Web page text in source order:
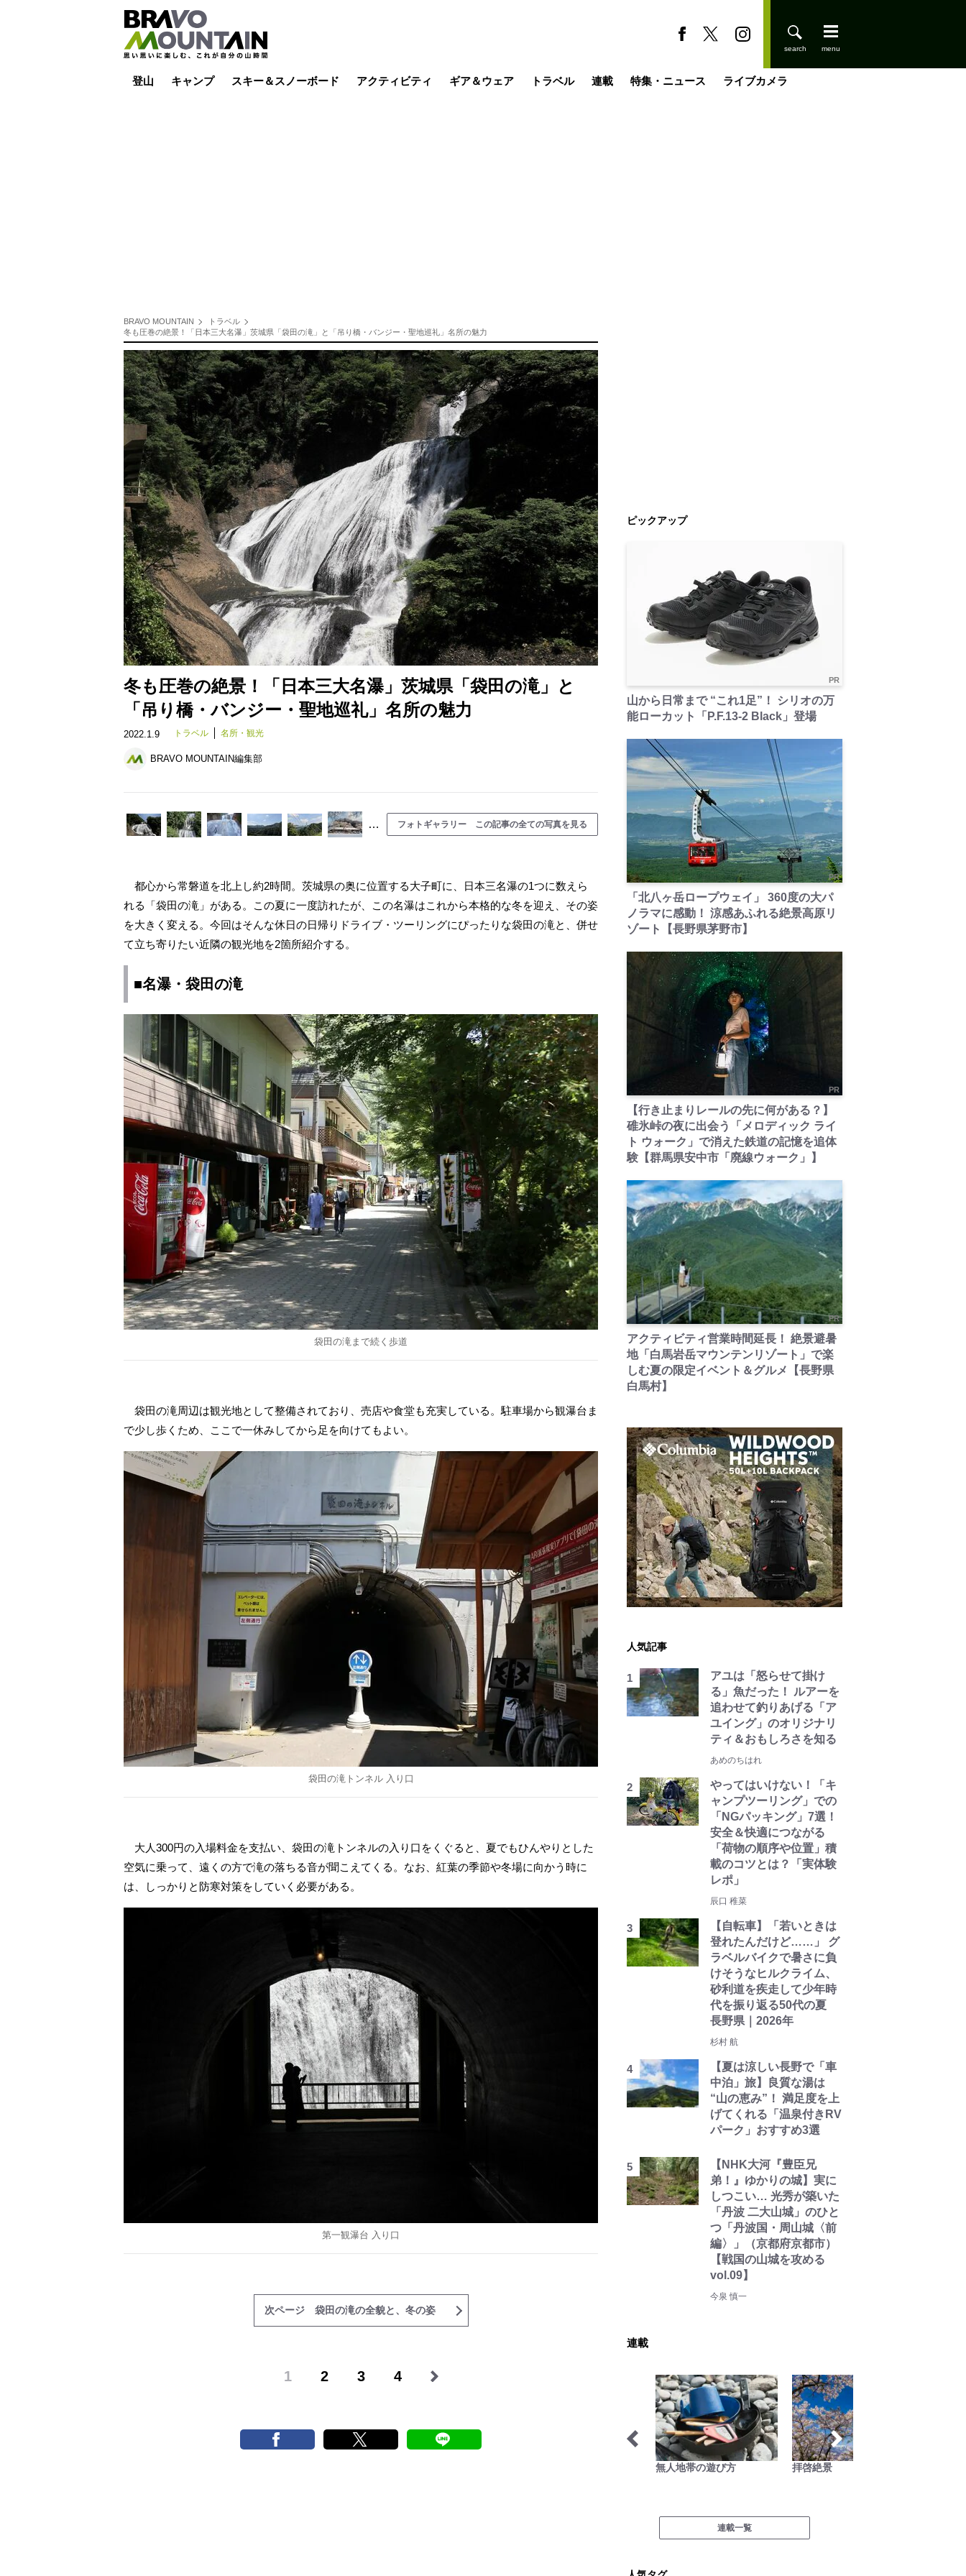
登山 キャンプ スキー＆スノーボード アクティビティ ギア＆ウェア トラベル 連載 特集・ニュース ライブカメラ
BRAVO MOUNTAIN
トラベル
冬も圧巻の絶景！「日本三大名瀑」茨城県「袋田の滝」と「吊り橋・バンジー・聖地巡礼」名所の魅力
冬も圧巻の絶景！「日本三大名瀑」茨城県「袋田の滝」と
「吊り橋・バンジー・聖地巡礼」名所の魅力
2022.1.9 トラベル 名所・観光
BRAVO MOUNTAIN編集部
… フォトギャラリー この記事の全ての写真を見る
都心から常磐道を北上し約2時間。茨城県の奥に位置する大子町に、日本三名瀑の1つに数えら
れる「袋田の滝」がある。この夏に一度訪れたが、この名瀑はこれから本格的な冬を迎え、その姿
を大きく変える。今回はそんな休日の日帰りドライブ・ツーリングにぴったりな袋田の滝と、併せ
て立ち寄りたい近隣の観光地を2箇所紹介する。
■名瀑・袋田の滝
袋田の滝まで続く歩道
袋田の滝周辺は観光地として整備されており、売店や食堂も充実している。駐車場から観瀑台ま
で少し歩くため、ここで一休みしてから足を向けてもよい。
袋田の滝トンネル 入り口
大人300円の入場料金を支払い、袋田の滝トンネルの入り口をくぐると、夏でもひんやりとした
空気に乗って、遠くの方で滝の落ちる音が聞こえてくる。なお、紅葉の季節や冬場に向かう時に
は、しっかりと防寒対策をしていく必要がある。
第一観瀑台 入り口
次ページ 袋田の滝の全貌と、冬の姿
1 2 3 4
ピックアップ
PR
山から日常まで “これ1足”！ シリオの万
能ローカット「P.F.13-2 Black」登場
PR
「北八ヶ岳ロープウェイ」 360度の大パ
ノラマに感動！ 涼感あふれる絶景高原リ
ゾート【長野県茅野市】
PR
【行き止まりレールの先に何がある？】
碓氷峠の夜に出会う「メロディック ライ
ト ウォーク」で消えた鉄道の記憶を追体
験【群馬県安中市「廃線ウォーク」】
PR
アクティビティ営業時間延長！ 絶景避暑
地「白馬岩岳マウンテンリゾート」で楽
しむ夏の限定イベント＆グルメ【長野県
白馬村】
人気記事
アユは「怒らせて掛け
る」魚だった！ ルアーを
追わせて釣りあげる「ア
ユイング」のオリジナリ
ティ＆おもしろさを知る
あめのちはれ
やってはいけない！「キ
ャンプツーリング」での
「NGパッキング」7選！
安全＆快適につながる
「荷物の順序や位置」積
載のコツとは？「実体験
レポ」
辰口 稚菜
【自転車】「若いときは
登れたんだけど……」 グ
ラベルバイクで暑さに負
けそうなヒルクライム、
砂利道を疾走して少年時
代を振り返る50代の夏
長野県｜2026年
杉村 航
【夏は涼しい長野で「車
中泊」旅】良質な湯は
“山の恵み”！ 満足度を上
げてくれる「温泉付きRV
パーク」おすすめ3選
【NHK大河『豊臣兄
弟！』ゆかりの城】実に
しつこい… 光秀が築いた
「丹波 二大山城」のひと
つ「丹波国・周山城〈前
編〉」（京都府京都市）
【戦国の山城を攻める
vol.09】
今泉 慎一
連載
無人地帯の遊び方 拝啓絶景
連載一覧